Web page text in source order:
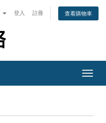
登入 註冊 查看購物車